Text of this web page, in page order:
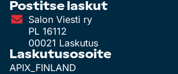
Postitse laskut
Salon Viesti ry
PL 16112
00021 Laskutus
Laskutusosoite
APIX_FINLAND